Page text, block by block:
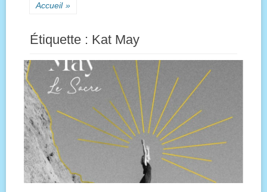
Accueil »
Étiquette : Kat May